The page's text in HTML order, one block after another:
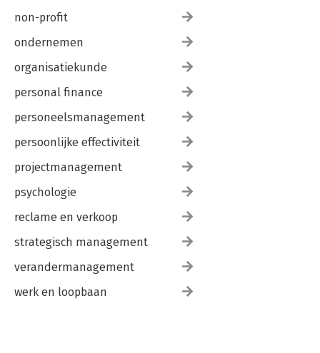
non-profit
ondernemen
organisatiekunde
personal finance
personeelsmanagement
persoonlijke effectiviteit
projectmanagement
psychologie
reclame en verkoop
strategisch management
verandermanagement
werk en loopbaan